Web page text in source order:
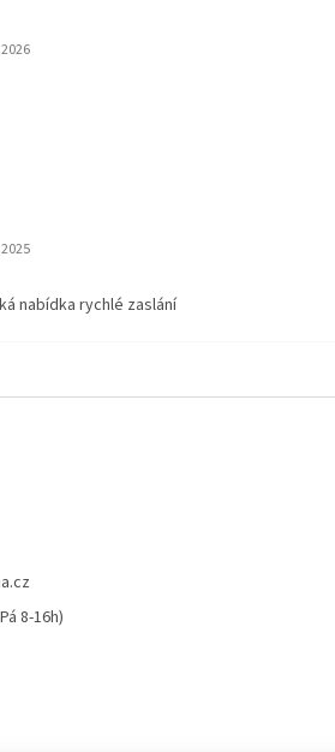
obchodu je 5 z 5 hvězdiček.
obchodu je 5 z 5 hvězdiček.
nabídka rychlé zaslání
8-16h)